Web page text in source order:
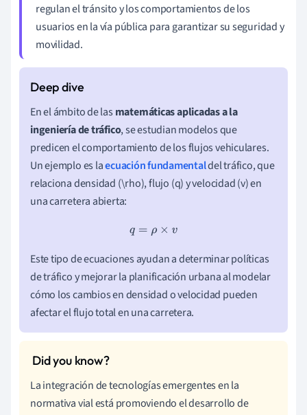
regulan el tránsito y los comportamientos de los
usuarios en la vía pública para garantizar su seguridad y
movilidad.
En el ámbito de las matemáticas aplicadas a la
ingeniería de tráfico, se estudian modelos que
predicen el comportamiento de los flujos vehiculares.
Un ejemplo es laecuación fundamentaldel tráfico, que
relaciona densidad (\rho), flujo (q) y velocidad (v) en
una carretera abierta:
q=ρ ×v
Este tipo de ecuaciones ayudan a determinar políticas
de tráfico y mejorar la planificación urbana al modelar
cómo los cambios en densidad o velocidad pueden
afectar el flujo total en una carretera.
La integración de tecnologías emergentes en la
normativa vial está promoviendo el desarrollo de